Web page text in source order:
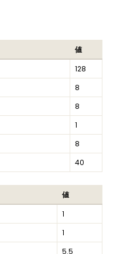
値
128
8
8
1
8
40
値
1
1
5.5